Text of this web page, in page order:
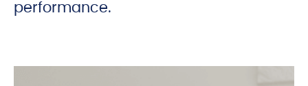
performance.